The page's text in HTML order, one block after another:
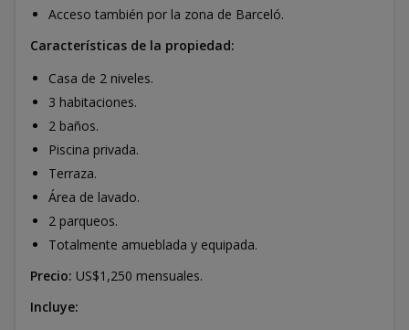
Acceso también por la zona de Barceló.
Características de la propiedad:
Casa de 2 niveles.
3 habitaciones.
2 baños.
Piscina privada.
Terraza.
Área de lavado.
2 parqueos.
Totalmente amueblada y equipada.
Precio: US$1,250 mensuales.
Incluye: